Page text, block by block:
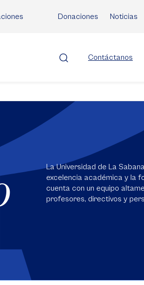
Donaciones Noticias
Contáctanos
La Universidad de La
excelencia académica y la
cuenta con un equipo
profesores, directivos y